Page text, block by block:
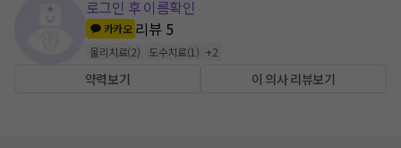
로그인 후 이름확인
카카오 리뷰 5
물리치료(2) 도수치료(1 ) +2
약력보기 이 의사 리뷰보기